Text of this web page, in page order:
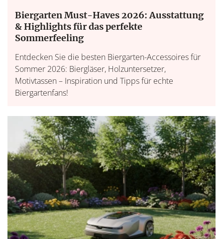
Biergarten Must-Haves 2026: Ausstattung
& Highlights für das perfekte
Sommerfeeling
Entdecken Sie die besten Biergarten-Accessoires für
Sommer 2026: Biergläser, Holzuntersetzer,
Motivtassen – Inspiration und Tipps für echte
Biergartenfans!